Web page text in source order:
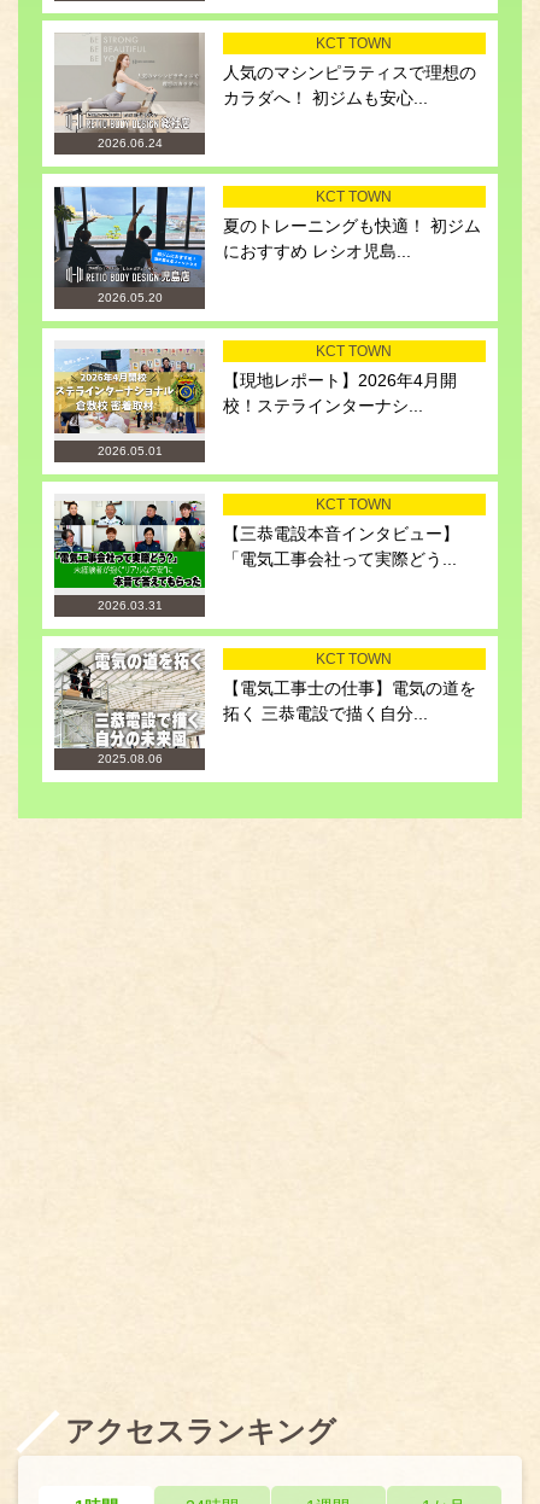
2026.06.24
KCT TOWN
人気のマシンピラティスで理想の
カラダへ！ 初ジムも安心...
2026.05.20
KCT TOWN
夏のトレーニングも快適！ 初ジム
におすすめ レシオ児島...
2026.05.01
KCT TOWN
【現地レポート】2026年4月開
校！ステラインターナシ...
2026.03.31
KCT TOWN
【三恭電設本音インタビュー】
「電気工事会社って実際どう...
2025.08.06
KCT TOWN
【電気工事士の仕事】電気の道を
拓く 三恭電設で描く自分...
アクセスランキング